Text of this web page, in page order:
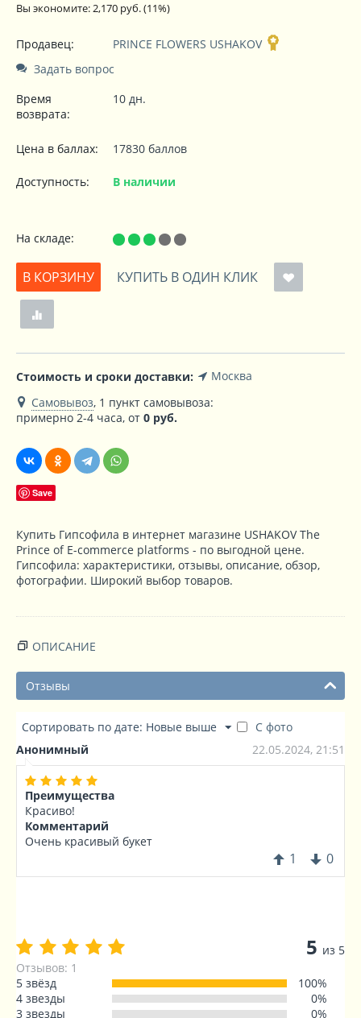
Вы экономите:2,170 руб.(11%)
Продавец:
PRINCE FLOWERS USHAKOV
Задать вопрос
Время
возврата:
10 дн.
Цена в баллах: 17830 баллов
Доступность: В наличии
На складе:
В КОРЗИНУ КУПИТЬ В ОДИН КЛИК
Стоимость и сроки доставки:
Москва
Самовывоз, 1 пункт самовывоза:
примерно 2-4 часа, от 0 руб.
Save
Купить Гипсофила в интернет магазине USHAKOV The
Prince of E-commerce platforms - по выгодной цене.
Гипсофила: характеристики, отзывы, описание, обзор,
фотографии. Широкий выбор товаров.
ОПИСАНИЕ
Отзывы
Сортировать по дате: Новые выше
С фото
Анонимный
22.05.2024, 21:51
Преимущества
Красиво!
Комментарий
Очень красивый букет
1 0
5 из 5
Отзывов: 1
5 звёзд
100%
4 звезды
0%
3 звезды
0%